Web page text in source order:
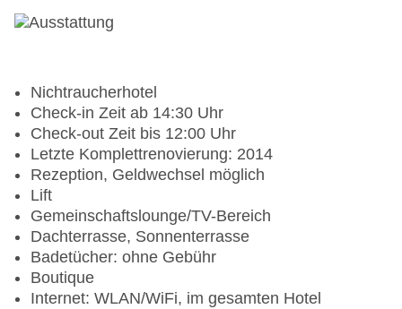
Nichtraucherhotel
Check-in Zeit ab 14:30 Uhr
Check-out Zeit bis 12:00 Uhr
Letzte Komplettrenovierung: 2014
Rezeption, Geldwechsel möglich
Lift
Gemeinschaftslounge/TV-Bereich
Dachterrasse, Sonnenterrasse
Badetücher: ohne Gebühr
Boutique
Internet: WLAN/WiFi, im gesamten Hotel